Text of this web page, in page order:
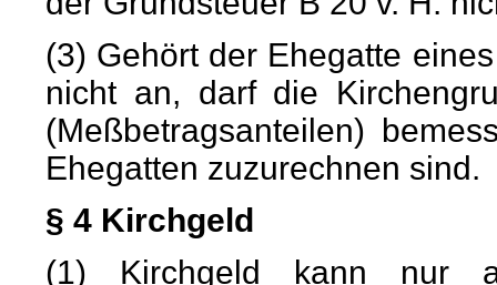
(3) Gehört der Ehegatte
nicht an, darf die
(Meßbetragsanteilen)
Ehegatten zuzurechnen sind.
§ 4 Kirchgeld
(1) Kirchgeld kann nur